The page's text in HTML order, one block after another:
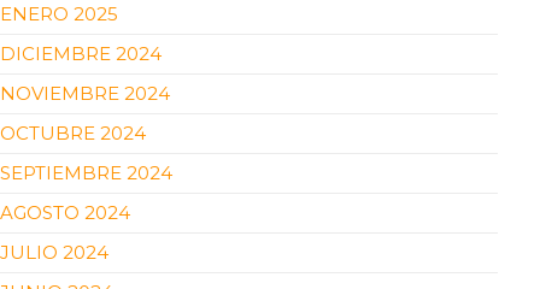
ENERO 2025
DICIEMBRE 2024
NOVIEMBRE 2024
OCTUBRE 2024
SEPTIEMBRE 2024
AGOSTO 2024
JULIO 2024